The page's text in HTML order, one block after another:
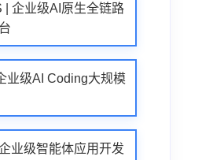
| 企业级AI原生全链路
业级AI Coding大规模
业级智能体应用开发